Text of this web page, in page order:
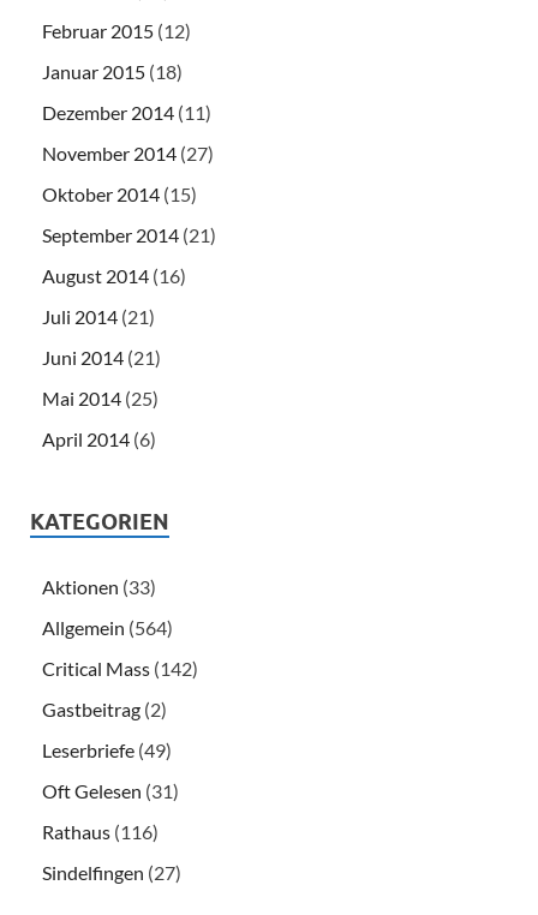
Februar 2015 (12)
Januar 2015 (18)
Dezember 2014 (11)
November 2014 (27)
Oktober 2014 (15)
September 2014 (21)
August 2014 (16)
Juli 2014 (21)
Juni 2014 (21)
Mai 2014 (25)
April 2014 (6)
KATEGORIEN
Aktionen (33)
Allgemein (564)
Critical Mass (142)
Gastbeitrag (2)
Leserbriefe (49)
Oft Gelesen (31)
Rathaus (116)
Sindelfingen (27)